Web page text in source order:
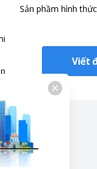
đại với phần điểm
dùng dễ dàng
Sản phầm hình
Viết